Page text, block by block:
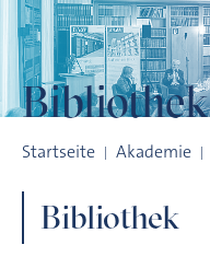
Bibliothek
Startseite Akademie
Bibliothek